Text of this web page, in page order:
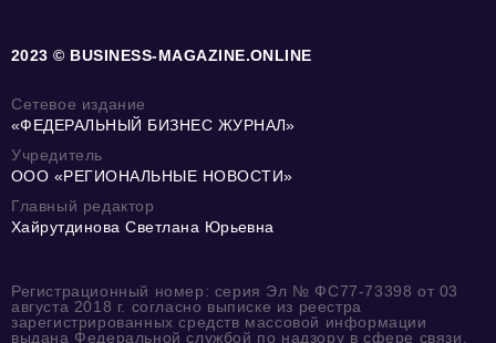
2023 © BUSINESS-MAGAZINE.ONLINE
Сетевое издание
«ФЕДЕРАЛЬНЫЙ БИЗНЕС ЖУРНАЛ»
Учредитель
ООО «РЕГИОНАЛЬНЫЕ НОВОСТИ»
Главный редактор
Хайрутдинова Светлана Юрьевна
Регистрационный номер: серия Эл № ФС77-73398 от 03
августа 2018 г. согласно выписке из реестра
зарегистрированных средств массовой информации
выдана Федеральной службой по надзору в сфере связи,